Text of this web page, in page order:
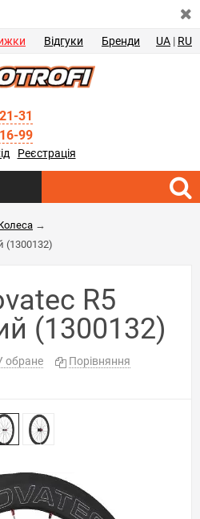
Відгуки Бренди UA | RU
31
99
Реєстрація
→
(1300132)
R5
(1300132)
обране Порівняння